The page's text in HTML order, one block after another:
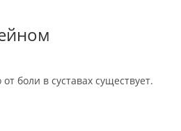
боли в суставах существует.